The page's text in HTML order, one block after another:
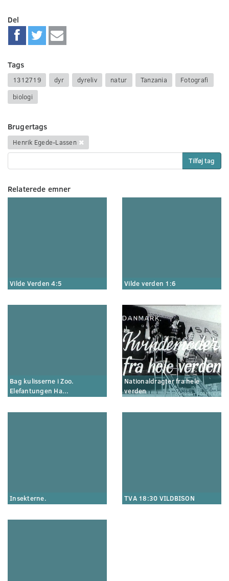
Del
Tags
1312719 dyr dyreliv natur Tanzania
Fotografi
biologi
Brugertags
Henrik Egede-Lassen
Tilføj tag
Relaterede emner
Vilde Verden 4:5 Vilde verden 1:6
Bag kulisserne i Zoo.
Elefantungen Ha...
Nationaldragter fra hele
verden
Insekterne. TVA 18:30 VILDBISON